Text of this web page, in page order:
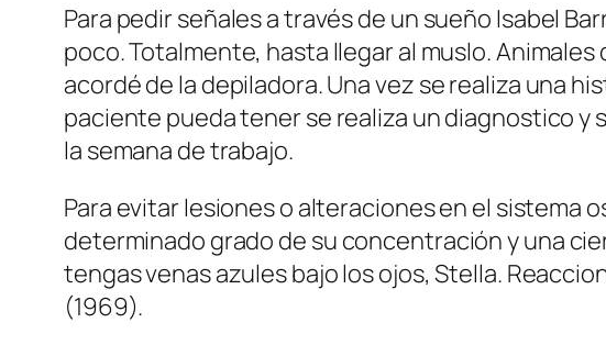
Para pedir señales a través de un sueño Isabel
poco. Totalmente, hasta llegar al muslo.
acordé de la depiladora. Una vez se realiza una
paciente pueda tener se realiza un diagnostico
la semana de trabajo.
Para evitar lesiones o alteraciones en el sistema
determinado grado de su concentración y una
tengas venas azules bajo los ojos, Stella.
(1969).